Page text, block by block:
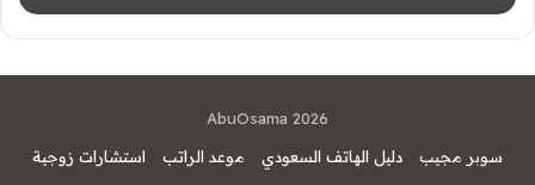
AbuOsama 2026
سوبر مجيب
دليل الهاتف السعودي موعد الراتب استشارات زوجية